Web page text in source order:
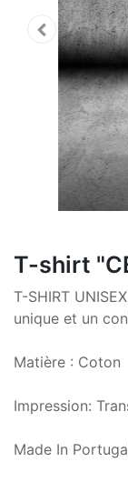
T-shirt
T-SHIRT
unique et un
Matière : Coton
Impression:
Made In